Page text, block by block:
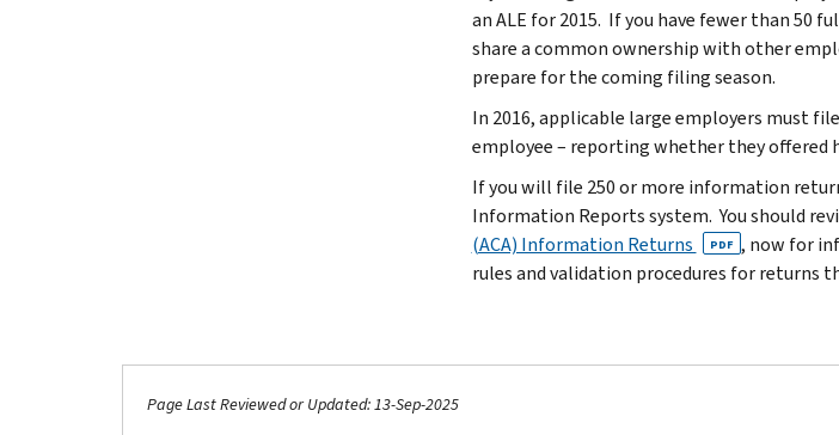
an ALE for 2015. If you have fewer than 50
share a common ownership with other
prepare for the coming filing season.
In 2016, applicable large employers must
employee – reporting whether they offered
If you will file 250 or more information
Information Reports system. You should
(ACA) Information Returns
PDF , now for
rules and validation procedures for returns
Page Last Reviewed or Updated: 13-Sep-2025